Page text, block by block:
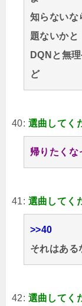
知らないな
題ないかと
DQNと無
ど
40: 選曲してく
帰りたくな
41: 選曲してく
>>40
それはある
42: 選曲してく